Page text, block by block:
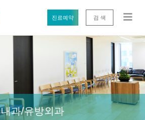
진료예약 검 색
내과/유방외과